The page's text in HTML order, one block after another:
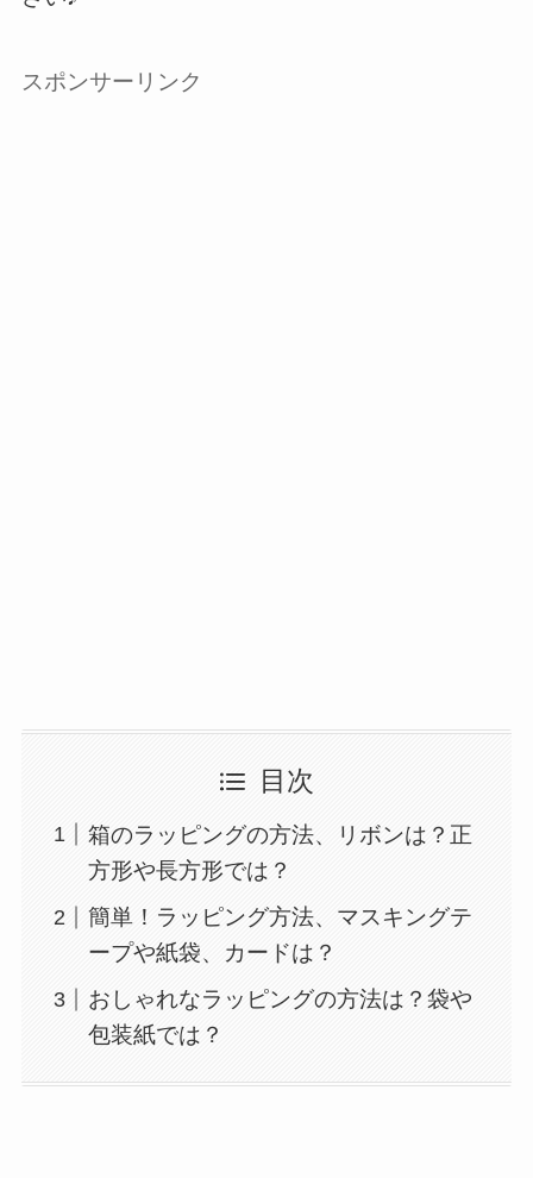
スポンサーリンク
目次
箱のラッピングの方法、リボンは？正
方形や長方形では？
簡単！ラッピング方法、マスキングテ
ープや紙袋、カードは？
おしゃれなラッピングの方法は？袋や
包装紙では？